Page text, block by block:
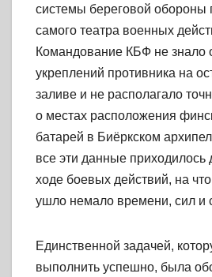
системы береговой обороны
самого театра военных
Командование КБФ не знало
укреплений противника на
заливе и не располагало
о местах расположения
батарей в Биёркском
все эти данные приходилось
ходе боевых действий, на
ушло немало времени, сил и
Единственной задачей,
выполнить успешно, была